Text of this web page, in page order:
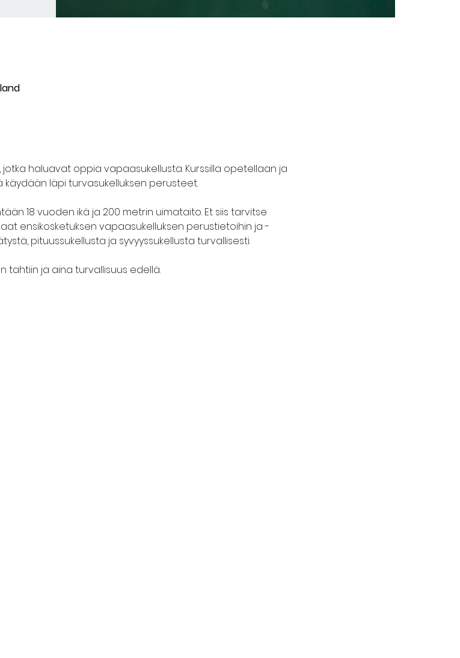
jotka haluavat oppia vapaasukellusta. Kurssilla opetellaan ja
käydään läpi turvasukelluksen perusteet.
18 vuoden ikä ja 200 metrin uimataito. Et siis tarvitse
ensikosketuksen vapaasukelluksen perustietoihin ja -
pituussukellusta ja syvyyssukellusta turvallisesti.
tahtiin ja aina turvallisuus edellä.